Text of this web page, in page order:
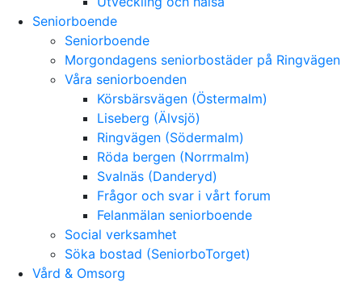
Seniorboende
Seniorboende
Morgondagens seniorbostäder på Ringvägen
Våra seniorboenden
Körsbärsvägen (Östermalm)
Liseberg (Älvsjö)
Ringvägen (Södermalm)
Röda bergen (Norrmalm)
Svalnäs (Danderyd)
Frågor och svar i vårt forum
Felanmälan seniorboende
Social verksamhet
Söka bostad (SeniorboTorget)
Vård & Omsorg